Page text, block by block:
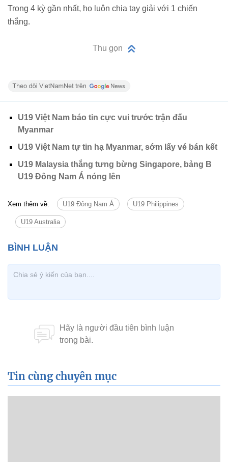
Trong 4 kỳ gần nhất, họ luôn chia tay giải với 1 chiến
thắng.
Thu gọn
U19 Việt Nam báo tin cực vui trước trận đấu
Myanmar
U19 Việt Nam tự tin hạ Myanmar, sớm lấy vé bán kết
U19 Malaysia thắng tưng bừng Singapore, bảng B
U19 Đông Nam Á nóng lên
Xem thêm về: U19 Đông Nam Á U19 Philippines
U19 Australia
Tin cùng chuyên mục